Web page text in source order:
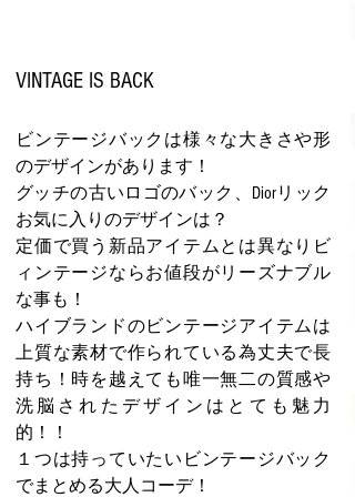
VINTAGE IS BACK
ビンテージバックは様々な大きさや形
のデザインがあります！
グッチの古いロゴのバック、Diorリック
お気に入りのデザインは？
定価で買う新品アイテムとは異なりビ
ィンテージならお値段がリーズナブル
な事も！
ハイブランドのビンテージアイテムは
上質な素材で作られている為丈夫で長
持ち！時を越えても唯一無二の質感や
洗脳されたデザインはとても魅力
的！！
１つは持っていたいビンテージバック
でまとめる大人コーデ！